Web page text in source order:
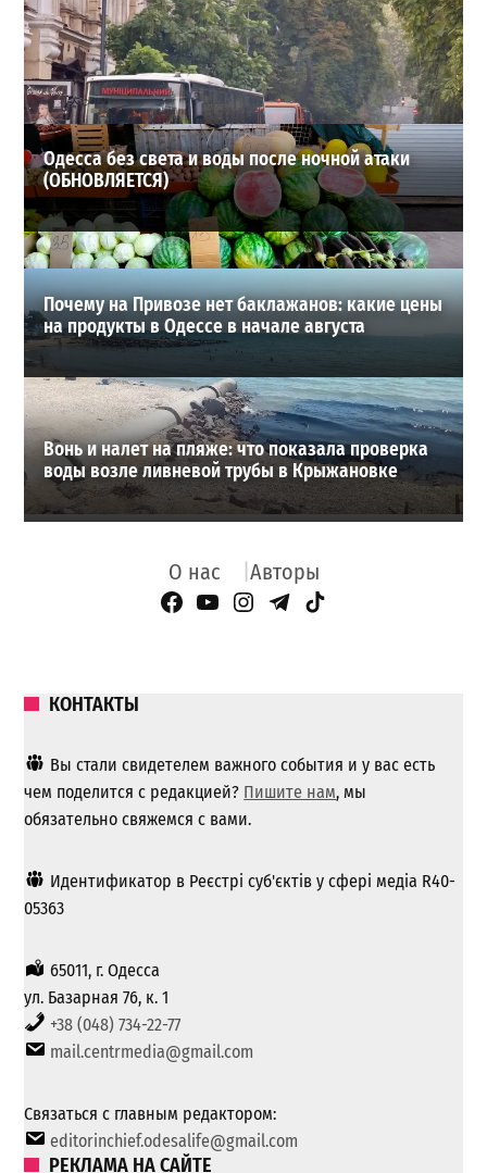
Неприятный сюрприз для водителей Одессы: на АЗС
снова взлетели цены
2
28-07-2026 в 06:47
ВИБОР РЕДАКЦИИ
Одесса без света и воды после ночной атаки
(ОБНОВЛЯЕТСЯ)
Почему на Привозе нет баклажанов: какие цены
на продукты в Одессе в начале августа
Вонь и налет на пляже: что показала проверка
воды возле ливневой трубы в Крыжановке
О нас Авторы
Facebook Page
YouTube
Instagram
Telegram
TikTok
КОНТАКТЫ
Вы стали свидетелем важного события и у вас есть
чем поделится с редакцией? Пишите нам, мы
обязательно свяжемся с вами.
Идентификатор в Реєстрі суб'єктів у сфері медіа R40-
05363
65011, г. Одесса
ул. Базарная 76, к. 1
+38 (048) 734-22-77
mail.centrmedia@gmail.com
Связаться с главным редактором:
editorinchief.odesalife@gmail.com
РЕКЛАМА НА САЙТЕ